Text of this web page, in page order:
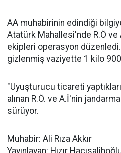
AA muhabirinin edindiği
Atatürk Mahallesi'nde R.Ö
ekipleri operasyon düzenledi.
gizlenmiş vaziyette 1 kilo
"Uyuşturucu ticareti
alınan R.Ö. ve A.İ'nin
sürüyor.
Muhabir: Ali Rıza Akkır
Yayınlayan: Hızır